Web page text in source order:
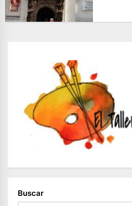
Buscar